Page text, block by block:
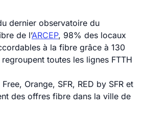
dernier observatoire du
de l’ARCEP, 98% des locaux
à la fibre grâce à 130
toutes les lignes FTTH
Orange, SFR, RED by SFR et
des offres fibre dans la ville de